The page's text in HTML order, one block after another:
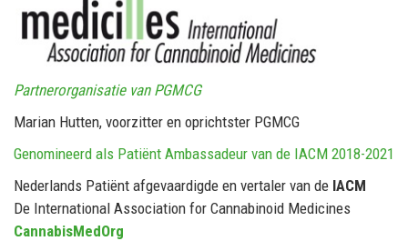
Partnerorganisatie van PGMCG
Marian Hutten, voorzitter en oprichtster PGMCG
Genomineerd als Patiënt Ambassadeur van de IACM 2018-2021
Nederlands Patiënt afgevaardigde en vertaler van de IACM
De International Association for Cannabinoid Medicines
CannabisMedOrg